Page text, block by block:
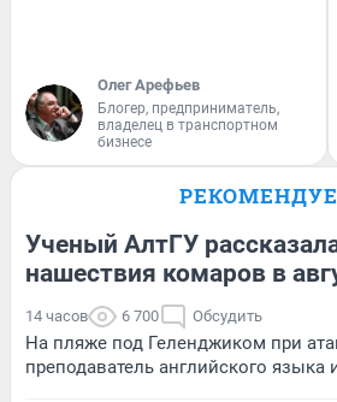
Олег Арефьев
Блогер, предприниматель,
владелец в транспортном
бизнесе
Ученый АлтГУ
нашествия комаров в
14 часов 6 700 Обсудить
На пляже под Геленджиком при
преподаватель английского языка